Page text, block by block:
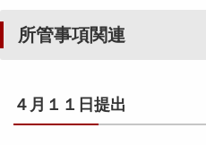
所管事項関連
４月１１日提出